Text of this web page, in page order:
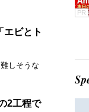
エビとト
しそうな
2工程で
PR